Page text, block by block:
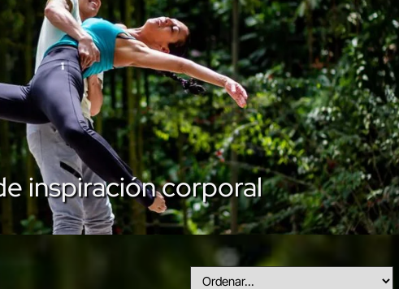
inspiración corporal